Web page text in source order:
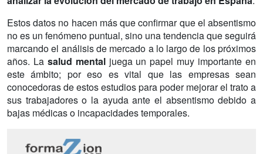
Estos datos no hacen más que confirmar que el absentismo
no es un fenómeno puntual, sino una tendencia que seguirá
marcando el análisis de mercado a lo largo de los próximos
años. La salud mental juega un papel muy importante en
este ámbito; por eso es vital que las empresas sean
conocedoras de estos estudios para poder mejorar el trato a
sus trabajadores o la ayuda ante el absentismo debido a
bajas médicas o incapacidades temporales.